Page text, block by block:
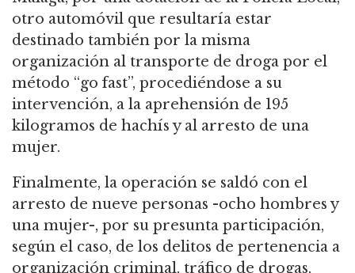
otro automóvil que resultaría estar
destinado también por la misma
organización al transporte de droga por el
método “go fast”, procediéndose a su
intervención, a la aprehensión de 195
kilogramos de hachís y al arresto de una
mujer.
Finalmente, la operación se saldó con el
arresto de nueve personas -ocho hombres y
una mujer-, por su presunta participación,
según el caso, de los delitos de pertenencia a
organización criminal, tráfico de drogas,